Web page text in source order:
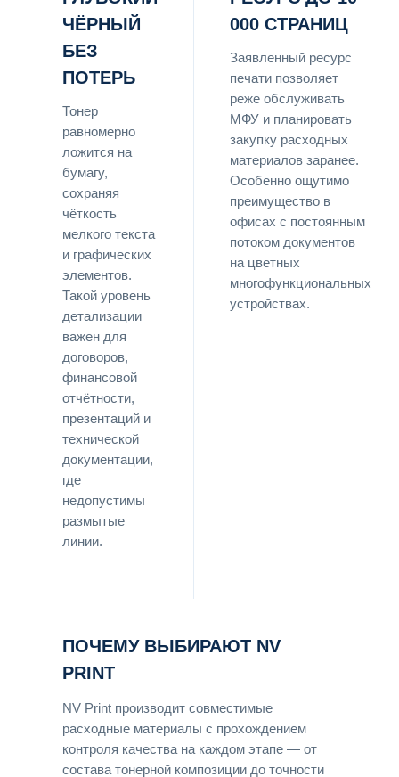
ЧЁРНЫЙ
БЕЗ
ПОТЕРЬ
Тонер
равномерно
ложится на
бумагу,
сохраняя
чёткость
мелкого текста
и графических
элементов.
Такой уровень
детализации
важен для
договоров,
финансовой
отчётности,
презентаций и
технической
документации,
где
недопустимы
размытые
линии.
000 СТРАНИЦ
Заявленный ресурс
печати позволяет
реже обслуживать
МФУ и планировать
закупку расходных
материалов заранее.
Особенно ощутимо
преимущество в
офисах с постоянным
потоком документов
на цветных
многофункциональных
устройствах.
ПОЧЕМУ ВЫБИРАЮТ NV
PRINT
NV Print производит совместимые
расходные материалы с прохождением
контроля качества на каждом этапе — от
состава тонерной композиции до точности